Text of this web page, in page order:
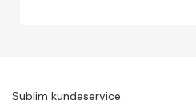
Sublim kundeservice